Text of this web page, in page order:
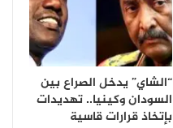
“الشاي” يدخل الصراع بين
السودان وكينيا.. تهديدات
بإتخاذ قرارات قاسية